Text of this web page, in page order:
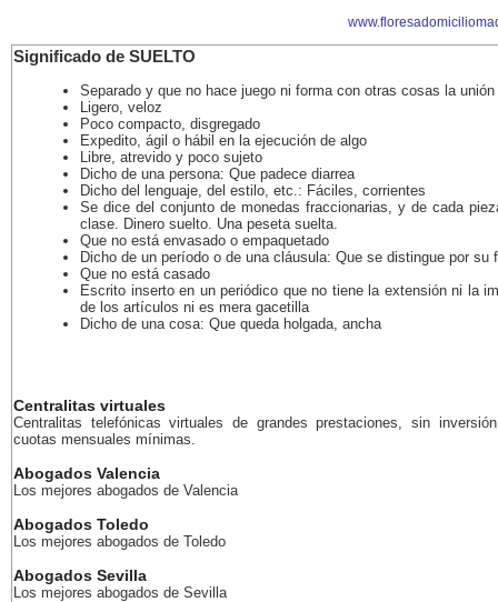
Significado de SUELTO
Separado y que no hace juego ni forma con otras cosas la unión
Ligero, veloz
Poco compacto, disgregado
Expedito, ágil o hábil en la ejecución de algo
Libre, atrevido y poco sujeto
Dicho de una persona: Que padece diarrea
Dicho del lenguaje, del estilo, etc.: Fáciles, corrientes
Se dice del conjunto de monedas fraccionarias, y de cada
clase. Dinero suelto. Una peseta suelta.
Que no está envasado o empaquetado
Dicho de un período o de una cláusula: Que se distingue por su
Que no está casado
Escrito inserto en un periódico que no tiene la extensión ni la
de los artículos ni es mera gacetilla
Dicho de una cosa: Que queda holgada, ancha
Centralitas virtuales
Centralitas telefónicas virtuales de grandes prestaciones, sin
cuotas mensuales mínimas.
Abogados Valencia
Los mejores abogados de Valencia
Abogados Toledo
Los mejores abogados de Toledo
Abogados Sevilla
Los mejores abogados de Sevilla